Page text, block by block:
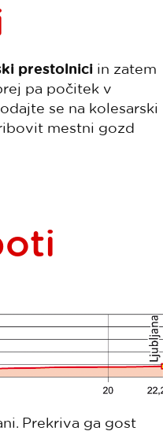
prestolnici in zatem
pa počitek v
se na kolesarski
mestni gozd
Prekriva ga gost